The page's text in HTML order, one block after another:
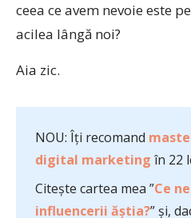
ceea ce avem nevoie este
acilea lângă noi?
Aia zic.
NOU: Îți recomand
digital marketing în 22
Citește cartea mea ”Ce
influencerii ăștia?” și,